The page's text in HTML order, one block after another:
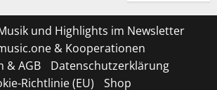
und Highlights im Newsletter
& Kooperationen
& AGB
Datenschutzerklärung
Richtlinie (EU)
Shop